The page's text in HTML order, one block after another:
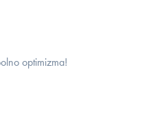
optimizma!